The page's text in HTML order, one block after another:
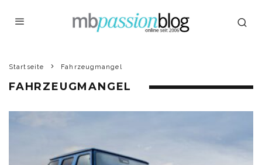
Startseite Fahrzeugmangel
FAHRZEUGMANGEL